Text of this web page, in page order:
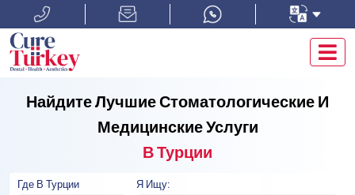
Найдите Лучшие Стоматологические И
Медицинские Услуги
В Турции
Где В Турции Я Ищу: